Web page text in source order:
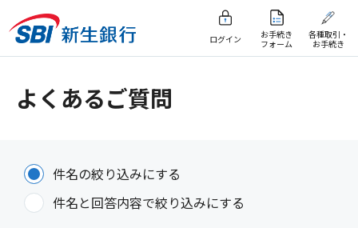
ログイン
お手続き
フォーム
各種取引・
お手続き
よくあるご質問
件名の絞り込みにする
件名と回答内容で絞り込みにする